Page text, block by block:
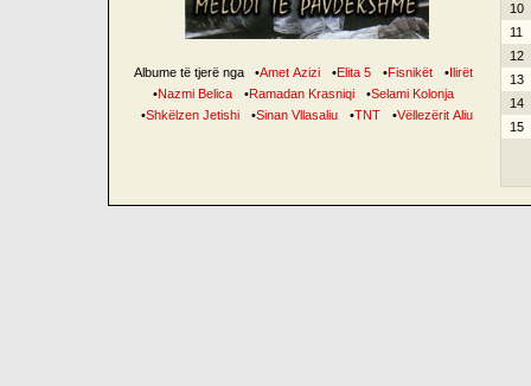
Albume të tjerë nga •Amet Azizi •Elita 5 •Fisnikët •Ilirët
•Nazmi Belica •Ramadan Krasniqi •Selami Kolonja
•Shkëlzen Jetishi •Sinan Vllasaliu •TNT •Vëllezërit Aliu
10
11
12
13
14
15